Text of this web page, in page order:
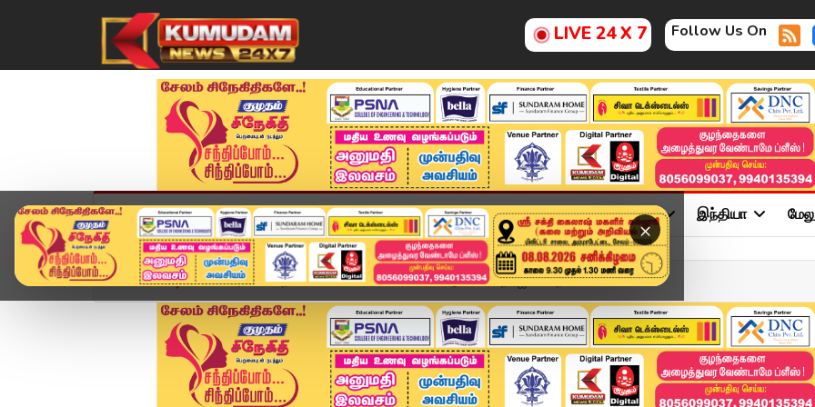
LIVE 24 X 7 Follow Us On
×
முகப்பு விளையாட்டு அண்மை தமிழ்நாடு சினிமா அரசியல் விளையாட்டு இந்தியா
Home வீடியோ ஸ்டோரி "நோ கமெண்ட்ஸ்" என சொல்லிவிட்டுச் சென்ற ரஜினிகாந...